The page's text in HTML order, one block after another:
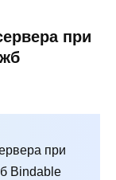
при
при
Bindable